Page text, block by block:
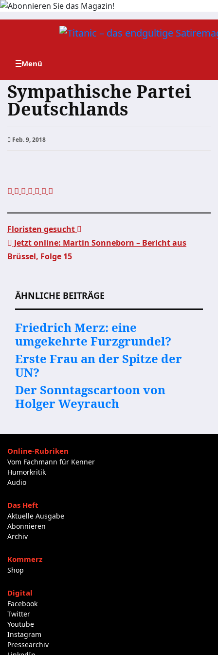
Zum
Sympathische Partei
Deutschlands
Feb. 9, 2018
Beitragsnavigation
Floristen gesucht
Jetzt online: Martin Sonneborn – Bericht aus
Brüssel, Folge 15
ÄHNLICHE BEITRÄGE
Friedrich Merz: eine
umgekehrte Furzgrundel?
Erste Frau an der Spitze der
UN?
Der Sonntagscartoon von
Holger Weyrauch
Online-Rubriken
Vom Fachmann für Kenner
Humorkritik
Audio
Das Heft
Aktuelle Ausgabe
Abonnieren
Archiv
Kommerz
Shop
Digital
Facebook
Twitter
Youtube
Instagram
Pressearchiv